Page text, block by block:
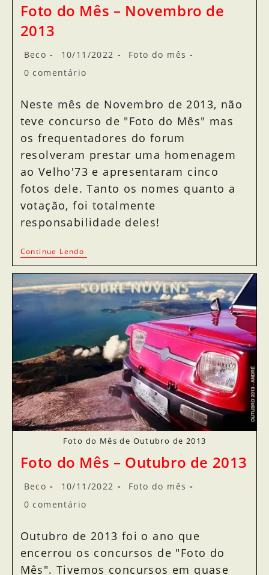
Foto do Mês – Novembro de
2013
Beco 10/11/2022
Foto do mês
0 comentário
Neste mês de Novembro de 2013, não
teve concurso de "Foto do Mês" mas
os frequentadores do forum
resolveram prestar uma homenagem
ao Velho'73 e apresentaram cinco
fotos dele. Tanto os nomes quanto a
votação, foi totalmente
responsabilidade deles!
Continue Lendo
Foto do Mês de Outubro de 2013
Foto do Mês – Outubro de 2013
Beco 10/11/2022
Foto do mês
0 comentário
Outubro de 2013 foi o ano que
encerrou os concursos de "Foto do
Mês". Tivemos concursos em quase